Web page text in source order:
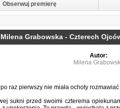
Obserwuj premierę
Milena Grabowska - Czterech
Autor:
Milena
raz pierwszy nie miała ochoty
sukni przed swoimi czterema